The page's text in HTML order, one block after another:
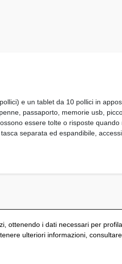
e un tablet da 10 pollici in
passaporto, memorie usb,
essere tolte o risposte
separata ed espandibile,
ottenendo i dati necessari per
ulteriori informazioni,